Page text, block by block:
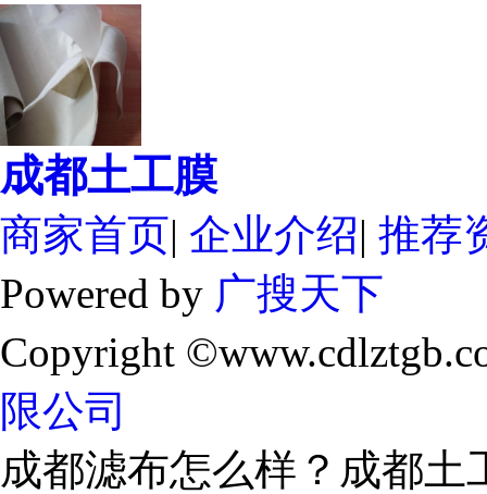
成都土工膜
商家首页| 企业介绍| 推荐
Powered by 广搜天下
Copyright
限公司
成都滤布怎么样？成都